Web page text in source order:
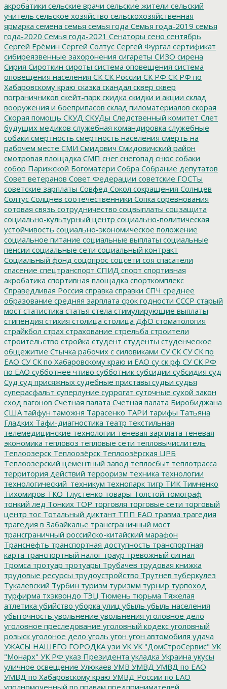
акробатики сельские врачи сельские жители сельский
учитель сельское хозяйство сельскохозяйственная
ярмарка семена семья семья года Семья года-2019 семья
года-2020 Семья года-2021 Сенаторы сено сентябрь
Сергей Ерёмин Сергей Солтус Сергей Фургал сертификат
сибиреязвенные захоронения сигареты СИЗО сирена
Сирия Сироткин сироты система оповещения система
оповещения населения СК СК России СК РФ СК РФ по
Хабаровскому краю сказка скандал сквер сквер
пограничников скейт-парк скидка скидки и акции склад
вооружения и боеприпасов склад пиломатериалов скорая
Скорая помощь СКУД СКУДы Следственный комитет Слет
будущих медиков служебная командировка служебные
собаки смертность смертность населения смерть на
рабочем месте СМИ Смидович Смидовичский район
смотровая площадка СМП снег снегопад снюс собаки
собор Парижской Богоматери Собра Собрание депутатов
Совет ветеранов Совет Федерации советские ГОСТы
советские зарплаты Совфед Сокол сокращения Солнцев
Солтус Солцнев соотечественники Сопка соревнования
сотовая связь сотрудничество соцвыплаты соцзащита
социально-культурный центр социально-политическая
устойчивость социально-экономическое положение
социальное питание социальные выплаты социальные
пенсии социальные сети социальный контракт
Социальный фонд соцопрос соцсети соя спасатели
спасение спецтранспорт СПИД спорт спортивная
акробатика спортивная площадка спорткомплекс
Справедливая Россия справка справки СПЧ среднее
образование средняя зарплата срок годности СССР старый
мост статистика статья стела стимулирующие выплаты
стипендия стихия столица столица ДфО стоматология
страйкбол страх страхование стрельба строители
строительство стройка студент студенты студенческое
общежитие Стычка рабочих с силовиками СУ СК СУ СК по
ЕАО СУ СК по Хабаровскому краю и ЕАО су ск рф СУ СК РФ
по ЕАО субботнее чтиво субботник субсидии субсидия суд
Суд суд присяжных судебные приставы судьи судья
суперасфальт суперлуние суррогат суточные сухой закон
сход вагонов Счетная палата Счетная палата Биробиджана
США тайфун таможня Тарасенко ТАРИ тарифы Татьяна
Гладких Тафи-диагностика театр текстильная
телемедицинские технологии теневая зарплата теневая
экономика тепловоз тепловые сети тепловычислитель
Теплоозерск Теплоозёрск Теплоозёрская ЦРБ
Теплоозерский цементный завод теплосбыт теплотрасса
территория действий терроризм техника технологии
технологический_техникум технопарк тигр ТИК Тимченко
Тихомиров ТКО Тлустенко товары Толстой томограф
тонкий лед Тонких ТОР торговля торговые сети торговый
центр тос Тотальный диктант ТПП ЕАО травма трагедия
трагедия в Забайкалье трансграничный мост
трансграничный российско-китайский марафон
Транснефть транспортная доступность транспортная
карта транспортный налог траур тревожный сигнал
Тромса тротуар тротуары Трубачев трудовая книжка
трудовые ресурсы трудоустройство Трутнев туберкулез
Тукалевский Турбин туризм туризмм турнир турпоход
турфирма тхэквондо ТЭЦ Тюмень тюрьма Тяжелая
атлетика убийство уборка улиц убыль убыль населения
убыточность увольнение увольнения уголовное дело
уголовное преследование уголовный кодекс уголовный
розыск уголоное дело уголь угон угон автомобиля удача
УЖАСЫ НАШЕГО ГОРОДКА узи УК УК "ДомСтроСервис" УК
"Монарх" УК РФ указ Президента укладка Украина укусы
уличное освещение Улюкаев УМВ УМВД УМВД по ЕАО
УМВД по Хабаровскому краю УМВД России по ЕАО
уполномоченный по правам предпринимателей